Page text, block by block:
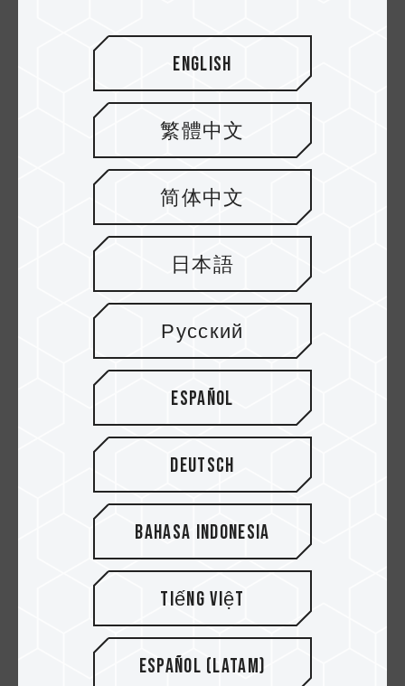
02.MAY.2025
Gestión térmica: Refrigeración por aire
frente a refrigeración líquida para unid...
02.APR.2025
Aumenta el almacenamiento de tu iPhone
al instante con dispositivos externos
English
繁體中文
简体中文
日本語
Русский
Español
Deutsch
Bahasa Indonesia
Tiếng Việt
Español (Latam)